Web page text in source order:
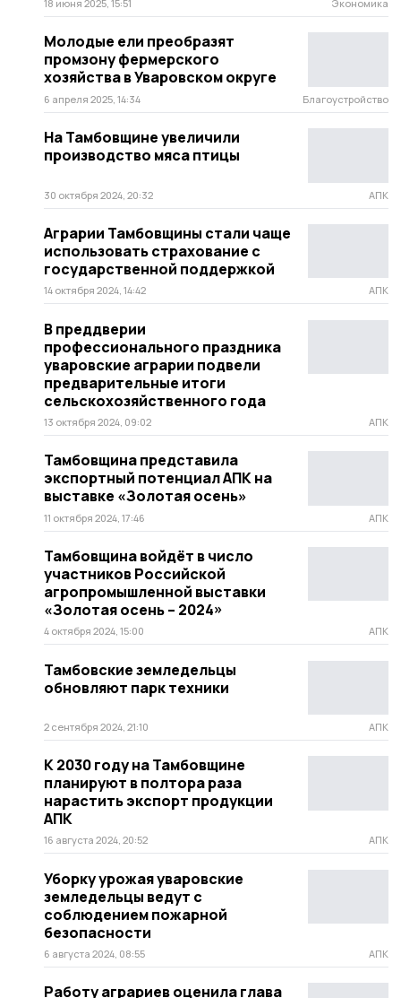
18 июня 2025, 15:51 Экономика
Молодые ели преобразят
промзону фермерского
хозяйства в Уваровском округе
6 апреля 2025, 14:34 Благоустройство
На Тамбовщине увеличили
производство мяса птицы
30 октября 2024, 20:32 АПК
Аграрии Тамбовщины стали чаще
использовать страхование с
государственной поддержкой
14 октября 2024, 14:42 АПК
В преддверии
профессионального праздника
уваровские аграрии подвели
предварительные итоги
сельскохозяйственного года
13 октября 2024, 09:02 АПК
Тамбовщина представила
экспортный потенциал АПК на
выставке «Золотая осень»
11 октября 2024, 17:46 АПК
Тамбовщина войдёт в число
участников Российской
агропромышленной выставки
«Золотая осень – 2024»
4 октября 2024, 15:00 АПК
Тамбовские земледельцы
обновляют парк техники
2 сентября 2024, 21:10 АПК
К 2030 году на Тамбовщине
планируют в полтора раза
нарастить экспорт продукции
АПК
16 августа 2024, 20:52 АПК
Уборку урожая уваровские
земледельцы ведут с
соблюдением пожарной
безопасности
6 августа 2024, 08:55 АПК
Работу аграриев оценила глава